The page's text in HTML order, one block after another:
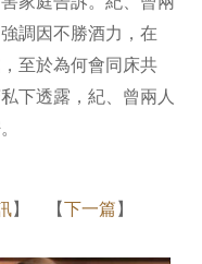
調因不勝酒力，在
至於為何會同床共
下透露，紀、曾兩人
】 【下一篇 】